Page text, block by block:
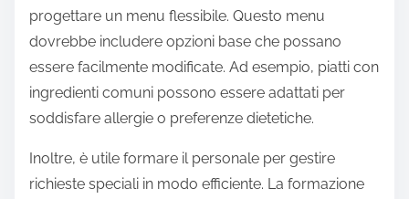
progettare un menu flessibile. Questo menu
dovrebbe includere opzioni base che possano
essere facilmente modificate. Ad esempio, piatti con
ingredienti comuni possono essere adattati per
soddisfare allergie o preferenze dietetiche.
Inoltre, è utile formare il personale per gestire
richieste speciali in modo efficiente. La formazione